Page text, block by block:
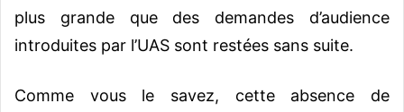
plus grande que des demandes d’audience
introduites par l’UAS sont restées sans suite.
Comme vous le savez, cette absence de